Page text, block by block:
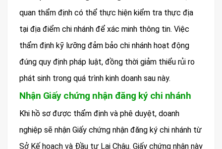
quan thẩm định có thể thực hiện kiểm tra thực địa
tại địa điểm chi nhánh để xác minh thông tin. Việc
thẩm định kỹ lưỡng đảm bảo chi nhánh hoạt động
đúng quy định pháp luật, đồng thời giảm thiểu rủi ro
phát sinh trong quá trình kinh doanh sau này.
Nhận Giấy chứng nhận đăng ký chi nhánh
Khi hồ sơ được thẩm định và phê duyệt, doanh
nghiệp sẽ nhận Giấy chứng nhận đăng ký chi nhánh từ
Sở Kế hoạch và Đầu tư Lai Châu. Giấy chứng nhận này